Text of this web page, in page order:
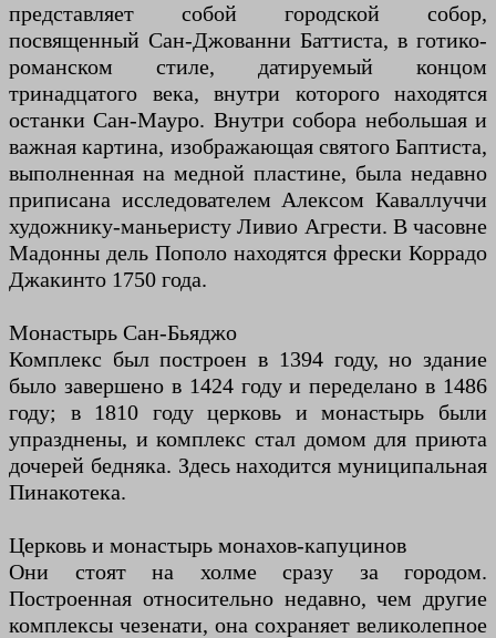
представляет собой городской собор,
посвященный Сан-Джованни Баттиста, в готико-
романском стиле, датируемый концом
тринадцатого века, внутри которого находятся
останки Сан-Мауро. Внутри собора небольшая и
важная картина, изображающая святого Баптиста,
выполненная на медной пластине, была недавно
приписана исследователем Алексом Каваллуччи
художнику-маньеристу Ливио Агрести. В часовне
Мадонны дель Пополо находятся фрески Коррадо
Джакинто 1750 года.
Монастырь Сан-Бьяджо
Комплекс был построен в 1394 году, но здание
было завершено в 1424 году и переделано в 1486
году; в 1810 году церковь и монастырь были
упразднены, и комплекс стал домом для приюта
дочерей бедняка. Здесь находится муниципальная
Пинакотека.
Церковь и монастырь монахов-капуцинов
Они стоят на холме сразу за городом.
Построенная относительно недавно, чем другие
комплексы чезенати, она сохраняет великолепное